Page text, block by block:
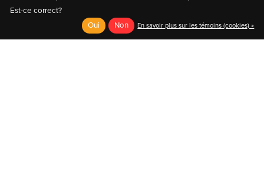
solutions.
Est-ce correct?
Oui
Non En savoir plus sur les témoins (cookies) »